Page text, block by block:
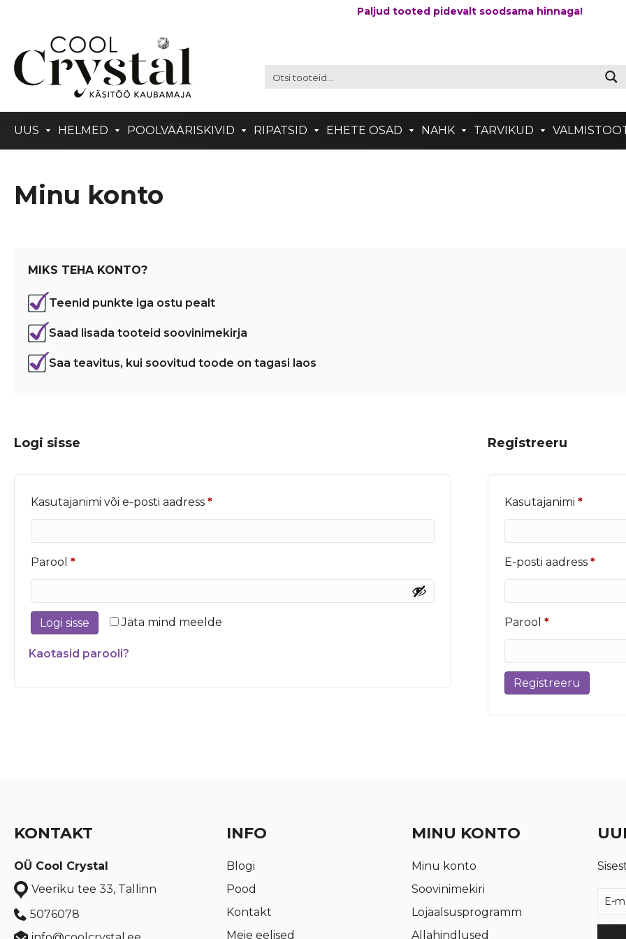
Paljud tooted pidevalt soodsama hinnaga!
UUS HELMED POOLVÄÄRISKIVID RIPATSID EHETE OSAD NAHK TARVIKUD
Minu konto
MIKS TEHA KONTO?
Teenid punkte iga ostu pealt
Saad lisada tooteid soovinimekirja
Saa teavitus, kui soovitud toode on tagasi laos
Logi sisse
Kasutajanimi või e-posti aadress *Nõutud
Parool *Nõutud
Jäta mind meelde
Logi sisse
Kaotasid parooli?
Registreeru
Kasutajanimi*
E-posti aadress*
Parool*Nõutud
Registreeru
KONTAKT
OÜ Cool Crystal
Veeriku tee 33, Tallinn
5076078
INFO
Blogi
Pood
Kontakt
Meie eelised
MINU KONTO
Minu konto
Soovinimekiri
Lojaalsusprogramm
Allahindlused